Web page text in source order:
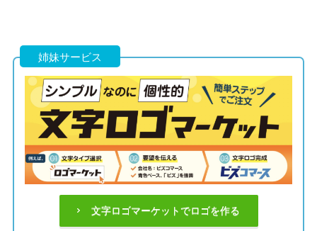
姉妹サービス
文字ロゴマーケットでロゴを作る